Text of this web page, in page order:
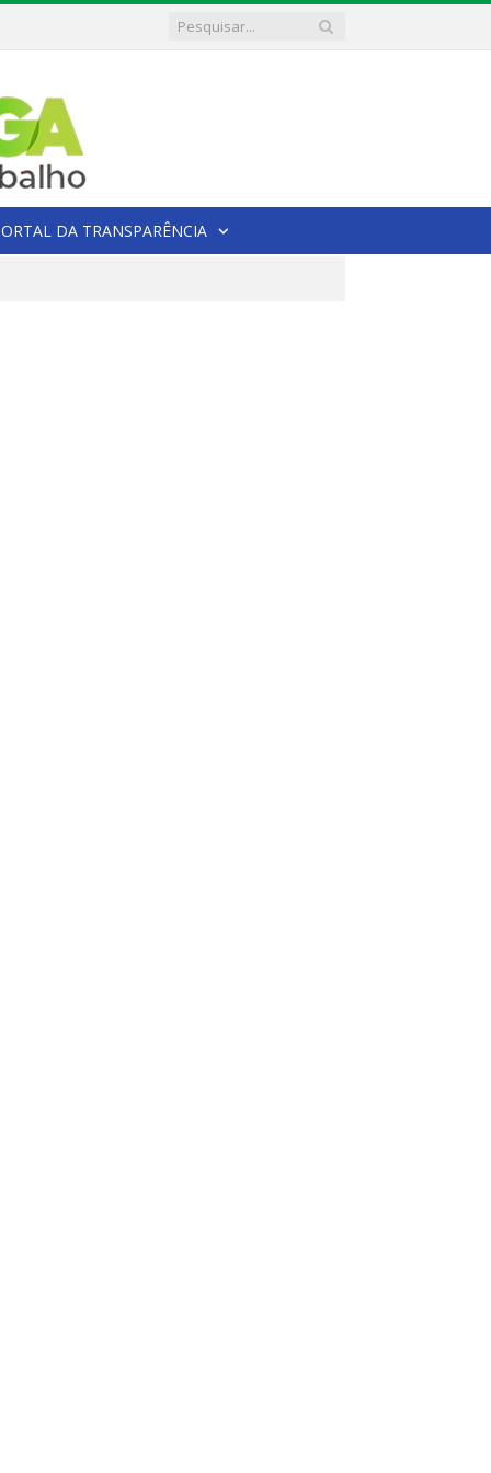
DA TRANSPARÊNCIA